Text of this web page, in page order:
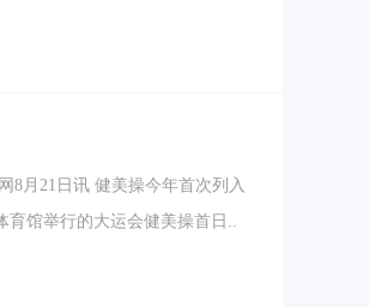
育馆举行的大运会健美操首日..